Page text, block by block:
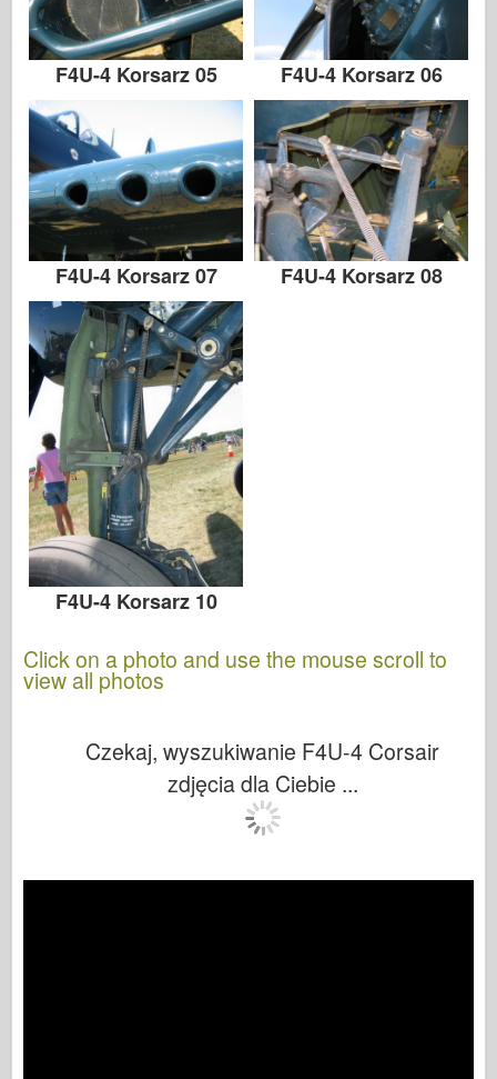
F4U-4 Korsarz 05 F4U-4 Korsarz 06
F4U-4 Korsarz 07 F4U-4 Korsarz 08
F4U-4 Korsarz 10
Click on a photo and use the mouse scroll to
view all photos
Czekaj, wyszukiwanie F4U-4 Corsair
zdjęcia dla Ciebie ...